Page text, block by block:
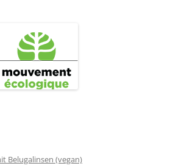
Belugalinsen (vegan)